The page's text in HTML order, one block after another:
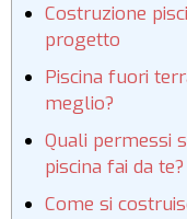
Costruzione
progetto
Piscina fuori
meglio?
Quali permessi
piscina fai da te?
Come si